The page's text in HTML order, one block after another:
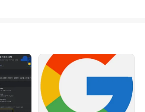
www.resize-video.com